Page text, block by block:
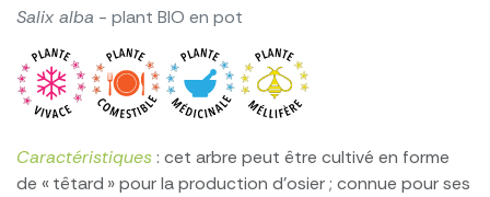
Salix alba - plant BIO en pot
Caractéristiques : cet arbre peut être cultivé en forme
de « têtard » pour la production d’osier ; connue pour ses